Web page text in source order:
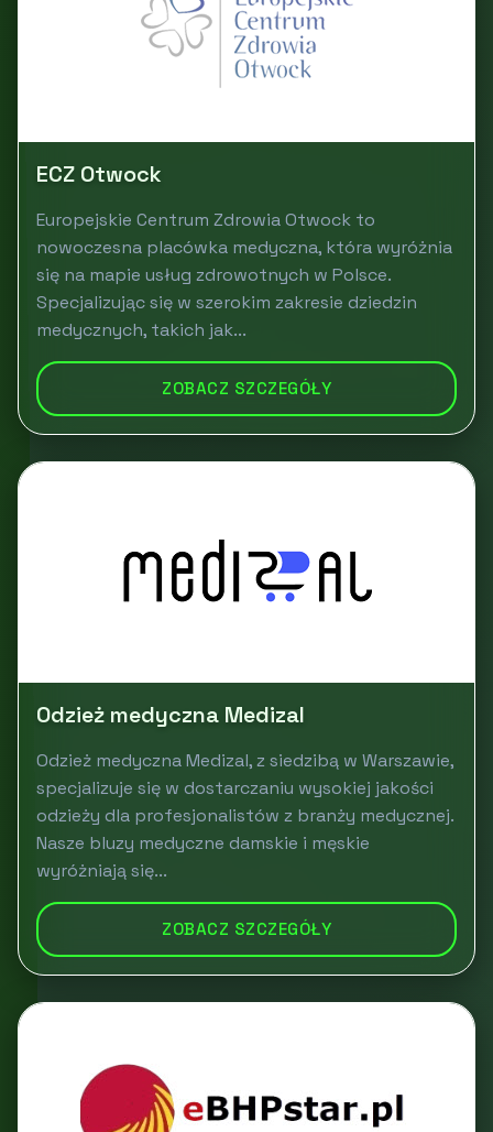
ECZ Otwock
Europejskie Centrum Zdrowia Otwock to
nowoczesna placówka medyczna, która wyróżnia
się na mapie usług zdrowotnych w Polsce.
Specjalizując się w szerokim zakresie dziedzin
medycznych, takich jak...
ZOBACZ SZCZEGÓŁY
Odzież medyczna Medizal
Odzież medyczna Medizal, z siedzibą w Warszawie,
specjalizuje się w dostarczaniu wysokiej jakości
odzieży dla profesjonalistów z branży medycznej.
Nasze bluzy medyczne damskie i męskie
wyróżniają się...
ZOBACZ SZCZEGÓŁY